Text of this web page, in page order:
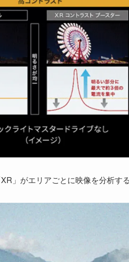
」がエリアごとに映像を分析す